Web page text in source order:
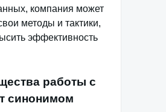
компания может
методы и тактики,
эффективность
работы с
синонимом